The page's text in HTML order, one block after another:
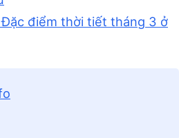
Đặc điểm thời tiết tháng 3 ở